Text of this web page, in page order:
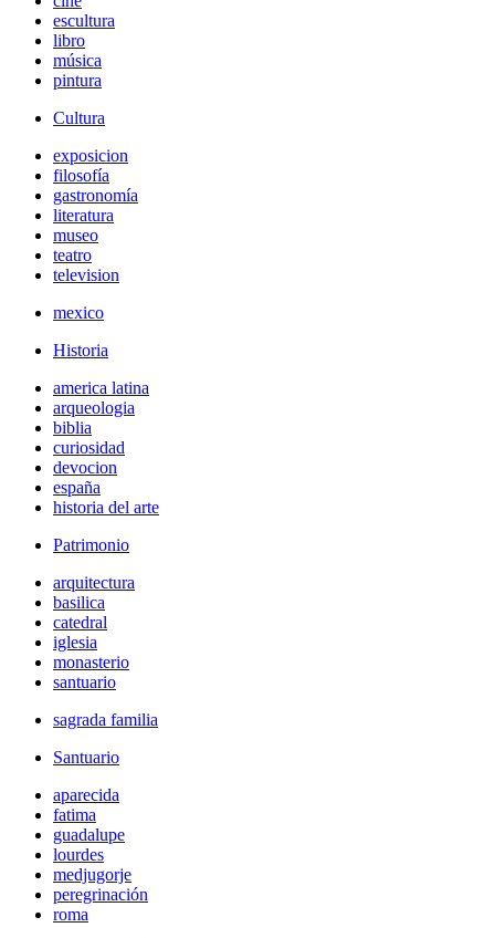
escultura
libro
música
pintura
Cultura
exposicion
filosofía
gastronomía
literatura
museo
teatro
television
mexico
Historia
america latina
arqueologia
biblia
curiosidad
devocion
españa
historia del arte
Patrimonio
arquitectura
basilica
catedral
iglesia
monasterio
santuario
sagrada familia
Santuario
aparecida
fatima
guadalupe
lourdes
medjugorje
peregrinación
roma